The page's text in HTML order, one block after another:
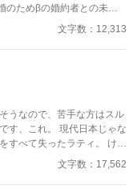
のためβの婚約者との未来
傷つきた
文字数：12,313
す、これ。 現代日本じゃな
父のネイヴァンと共に、穏
ーツを探す旅に出ること
文字数：17,562